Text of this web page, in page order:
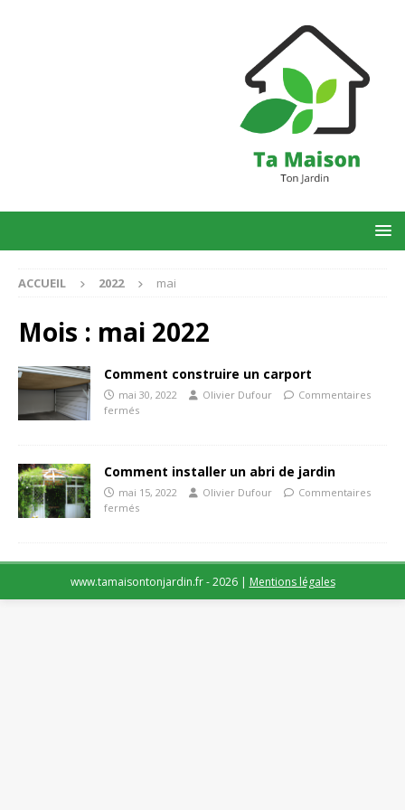
ACCUEIL 2022 mai
Mois : mai 2022
Comment construire un carport
mai 30, 2022 Olivier Dufour
Commentaires
fermés
Comment installer un abri de jardin
mai 15, 2022 Olivier Dufour
Commentaires
fermés
www.tamaisontonjardin.fr - 2026 | Mentions légales